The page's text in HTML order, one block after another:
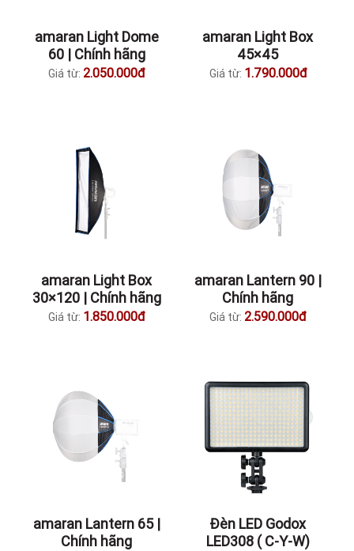
amaran Light Dome
60 | Chính hãng
Giá từ: 2.050.000đ
amaran Light Box
45×45
Giá từ: 1.790.000đ
amaran Light Box
30×120 | Chính hãng
Giá từ: 1.850.000đ
amaran Lantern 90 |
Chính hãng
Giá từ: 2.590.000đ
amaran Lantern 65 |
Chính hãng
Đèn LED Godox
LED308 ( C-Y-W)